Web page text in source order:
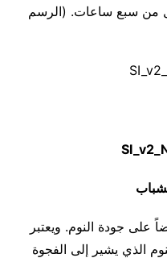
من سبع ساعات. (الرسم
على جودة النوم. ويعتبر
الذي يشير إلى الفجوة